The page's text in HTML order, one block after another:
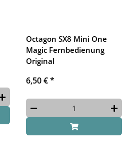
Octagon SX8 Mini One
Magic Fernbedienung
Original
6,50 €*